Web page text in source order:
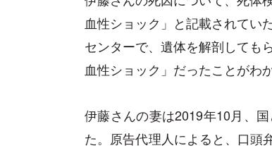
血性ショック」と記載されてい
センターで、遺体を解剖しても
血性ショック」だったことがわか
伊藤さんの妻は2019年10月、
た。原告代理人によると、口頭